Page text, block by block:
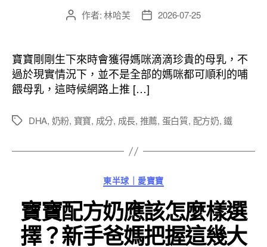
文
者
作者:林哈芙
文
佈
日
期
2026-07-25
寶寶剛剛生下來時會獲得媽咪滴滴珍貴的母乳，不
過於現實情況下，並不是全部的媽咪都可順利的哺
餵母乳，這時候網路上推 […]
標
DHA, 奶粉, 寶寶, 成分, 成長, 推薦, 蛋白質, 配方奶,鐵
分
類
東半球｜愛寶寶
寶寶配方奶應該怎麼樣選
擇？新手爸媽把握這幾大